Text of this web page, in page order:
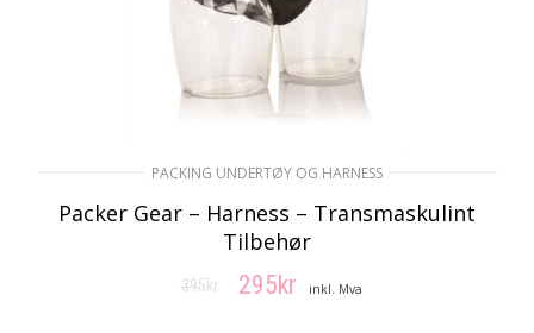
PACKING UNDERTØY OG HARNESS
Packer Gear – Harness – Transmaskulint
Tilbehør
395kr
Opprinnelig
295kr
Nåværende
inkl. Mva